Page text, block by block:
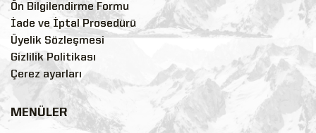
Ön Bilgilendirme Formu
İade ve İptal Prosedürü
Üyelik Sözleşmesi
Gizlilik Politikası
Çerez ayarları
MENÜLER